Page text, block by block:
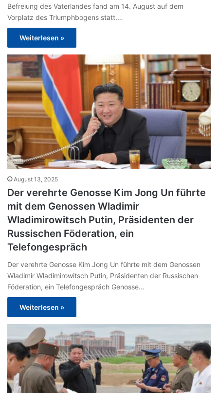
Befreiung des Vaterlandes fand am 14. August auf dem
Vorplatz des Triumphbogens statt.…
Weiterlesen »
August 13, 2025
Der verehrte Genosse Kim Jong Un führte
mit dem Genossen Wladimir
Wladimirowitsch Putin, Präsidenten der
Russischen Föderation, ein
Telefongespräch
Der verehrte Genosse Kim Jong Un führte mit dem Genossen
Wladimir Wladimirowitsch Putin, Präsidenten der Russischen
Föderation, ein Telefongespräch Genosse…
Weiterlesen »